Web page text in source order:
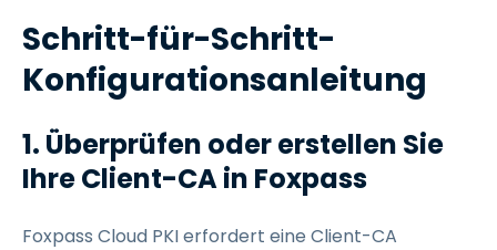
Schritt-für-Schritt-
Konfigurationsanleitung
1. Überprüfen oder erstellen Sie
Ihre Client-CA in Foxpass
Foxpass Cloud PKI erfordert eine Client-CA